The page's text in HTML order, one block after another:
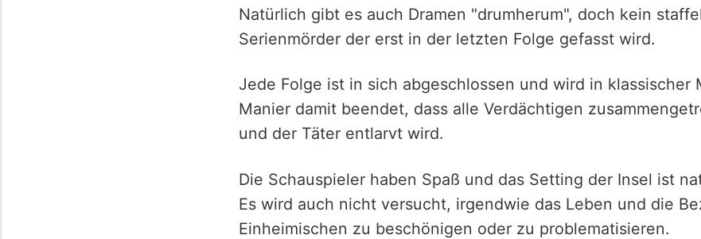
Natürlich gibt es auch Dramen "drumherum", doch kein
Serienmörder der erst in der letzten Folge gefasst wird.
Jede Folge ist in sich abgeschlossen und wird in klassischer
Manier damit beendet, dass alle Verdächtigen
und der Täter entlarvt wird.
Die Schauspieler haben Spaß und das Setting der Insel ist
Es wird auch nicht versucht, irgendwie das Leben und die
Einheimischen zu beschönigen oder zu problematisieren.